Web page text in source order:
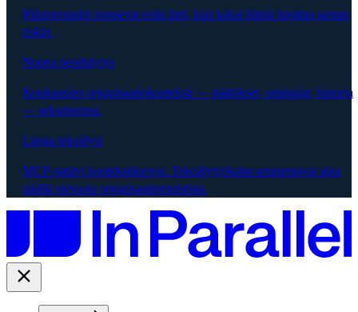
Riippuvuudet nousevat esiin heti, kun kaksi tiimiä liputtaa saman
riskin.
Nopea perehdytys
Kuukausien organisaatiokonteksti — päätökset, omistajat, historia
— sekunneissa.
Linjaa tekoälysi
MCP-natiivi kontekstikerros. Tekoälytyökalut ammentavat aina
päällä olevasta organisaatiomuistista.